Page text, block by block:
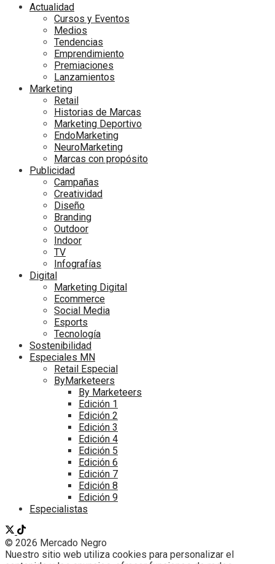
Actualidad
Cursos y Eventos
Medios
Tendencias
Emprendimiento
Premiaciones
Lanzamientos
Marketing
Retail
Historias de Marcas
Marketing Deportivo
EndoMarketing
NeuroMarketing
Marcas con propósito
Publicidad
Campañas
Creatividad
Diseño
Branding
Outdoor
Indoor
TV
Infografías
Digital
Marketing Digital
Ecommerce
Social Media
Esports
Tecnología
Sostenibilidad
Especiales MN
Retail Especial
ByMarketeers
By Marketeers
Edición 1
Edición 2
Edición 3
Edición 4
Edición 5
Edición 6
Edición 7
Edición 8
Edición 9
Especialistas
© 2026 Mercado Negro
Nuestro sitio web utiliza cookies para personalizar el